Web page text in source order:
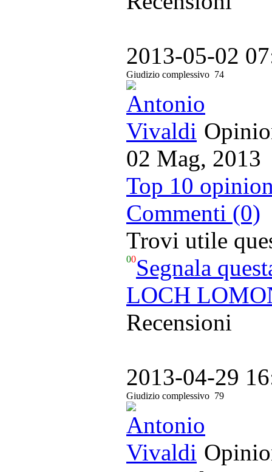
2013-05-02
Giudizio complessivo 74
02 Mag, 2013
Top 10
Commenti (0)
Trovi utile
00Segnala
LOCH
Recensioni
2013-04-29
Giudizio complessivo 79